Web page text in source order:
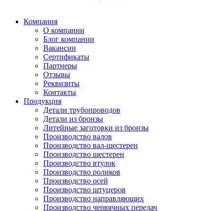
Компания
О компании
Блог компании
Вакансии
Сертификаты
Партнеры
Отзывы
Реквизиты
Контакты
Продукция
Детали трубопроводов
Детали из бронзы
Литейные заготовки из бронзы
Производство валов
Производство вал-шестерен
Производство шестерен
Производство втулок
Производство роликов
Производство осей
Производство штуцеров
Производство направляющих
Производство червячных передач